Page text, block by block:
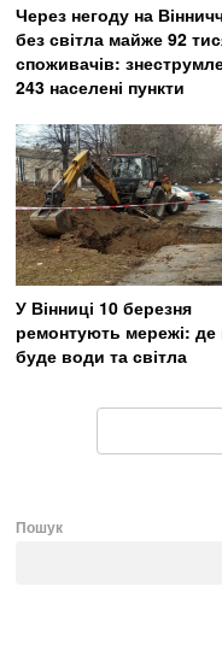
Через негоду на
без світла майже 92
споживачів:
243 населені пункти
У Вінниці 10 березня
ремонтують мережі: де
буде води та світла
Пошук